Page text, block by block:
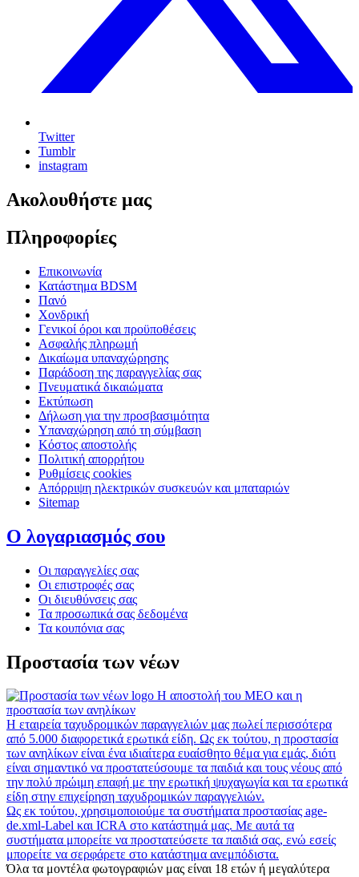
Twitter
Tumblr
instagram
Ακολουθήστε μας
Πληροφορίες
Επικοινωνία
Κατάστημα BDSM
Πανό
Χονδρική
Γενικοί όροι και προϋποθέσεις
Ασφαλής πληρωμή
Δικαίωμα υπαναχώρησης
Παράδοση της παραγγελίας σας
Πνευματικά δικαιώματα
Εκτύπωση
Δήλωση για την προσβασιμότητα
Υπαναχώρηση από τη σύμβαση
Κόστος αποστολής
Πολιτική απορρήτου
Ρυθμίσεις cookies
Απόρριψη ηλεκτρικών συσκευών και μπαταριών
Sitemap
Ο λογαριασμός σου
Οι παραγγελίες σας
Οι επιστροφές σας
Οι διευθύνσεις σας
Τα προσωπικά σας δεδομένα
Τα κουπόνια σας
Προστασία των νέων
Η αποστολή του MEO και η
προστασία των ανηλίκων
Η εταιρεία ταχυδρομικών παραγγελιών μας πωλεί περισσότερα
από 5.000 διαφορετικά ερωτικά είδη. Ως εκ τούτου, η προστασία
των ανηλίκων είναι ένα ιδιαίτερα ευαίσθητο θέμα για εμάς, διότι
είναι σημαντικό να προστατεύσουμε τα παιδιά και τους νέους από
την πολύ πρώιμη επαφή με την ερωτική ψυχαγωγία και τα ερωτικά
είδη στην επιχείρηση ταχυδρομικών παραγγελιών.
Ως εκ τούτου, χρησιμοποιούμε τα συστήματα προστασίας age-
de.xml-Label και ICRA στο κατάστημά μας. Με αυτά τα
συστήματα μπορείτε να προστατεύσετε τα παιδιά σας, ενώ εσείς
μπορείτε να σερφάρετε στο κατάστημα ανεμπόδιστα.
Όλα τα μοντέλα φωτογραφιών μας είναι 18 ετών ή μεγαλύτερα